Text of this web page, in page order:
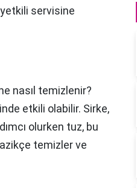
servisine
nasıl temizlenir?
etkili olabilir. Sirke,
olurken tuz, bu
temizler ve